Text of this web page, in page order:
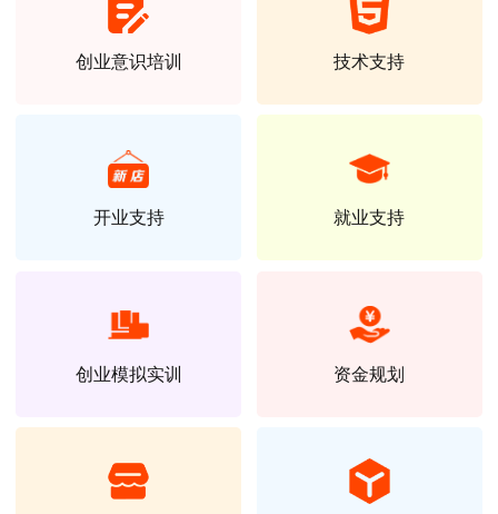
创业意识培训 技术支持
开业支持 就业支持
创业模拟实训 资金规划